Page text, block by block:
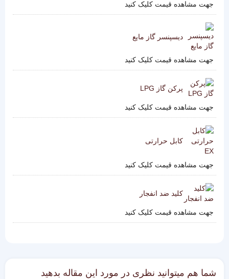
جهت مشاهده قیمت کلیک کنید
دیسپنسر گاز مایع
جهت مشاهده قیمت کلیک کنید
پرکن گاز LPG
جهت مشاهده قیمت کلیک کنید
کابل حرارتی
جهت مشاهده قیمت کلیک کنید
کلید ضد انفجار
جهت مشاهده قیمت کلیک کنید
شما هم میتوانید نظری در مورد این مقاله بدهید